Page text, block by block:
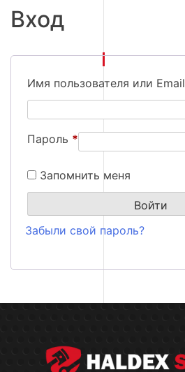
Вход
Имя пользователя или Email
Пароль *
Запомнить меня
Войти
Забыли свой пароль?